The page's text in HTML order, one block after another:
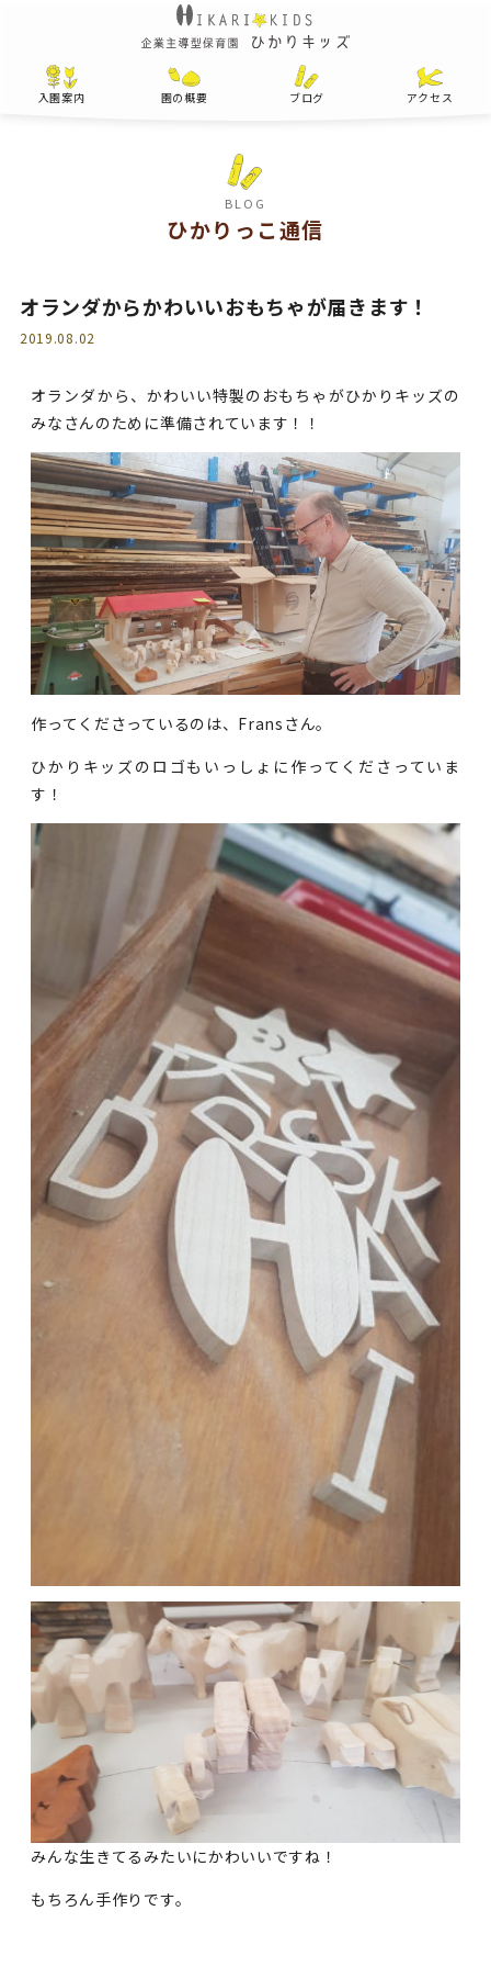
入園案内 園の概要 ブログ アクセス
BLOG
ひかりっこ通信
オランダからかわいいおもちゃが届きます！
2019.08.02
オランダから、かわいい特製のおもちゃがひかりキッズの
みなさんのために準備されています！！
作ってくださっているのは、Fransさん。
ひかりキッズのロゴもいっしょに作ってくださっていま
す！
みんな生きてるみたいにかわいいですね！
もちろん手作りです。